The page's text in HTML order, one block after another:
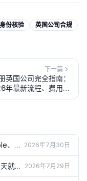
身份核验
英国公司合规
下一篇
英国公司完全指南：
年最新流程、费用与
所需材料
、尽
2026年7月30日
就要
2026年7月29日